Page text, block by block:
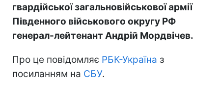
гвардійської загальновійськової армії
Південного військового округу РФ
генерал-лейтенант Андрій Мордвічев.
Про це повідомляє РБК-Україна з
посиланням на СБУ.